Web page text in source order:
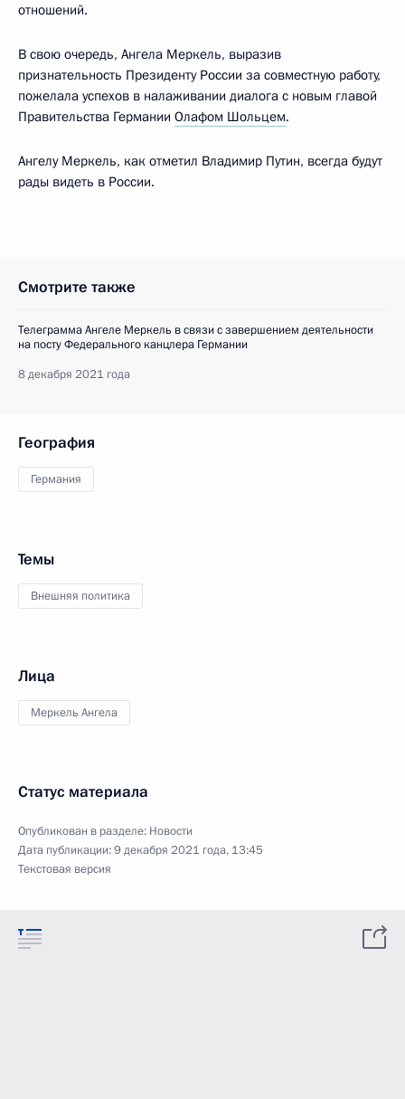
отношений.
В свою очередь, Ангела Меркель, выразив
признательность Президенту России за совместную работу,
пожелала успехов в налаживании диалога с новым главой
Правительства Германии Олафом Шольцем.
Ангелу Меркель, как отметил Владимир Путин, всегда будут
рады видеть в России.
Смотрите также
Телеграмма Ангеле Меркель в связи с завершением деятельности
на посту Федерального канцлера Германии
8 декабря 2021 года
География
Германия
Темы
Внешняя политика
Лица
Меркель Ангела
Статус материала
Опубликован в разделе: Новости
Дата публикации:9 декабря 2021 года, 13:45
Текстовая версия